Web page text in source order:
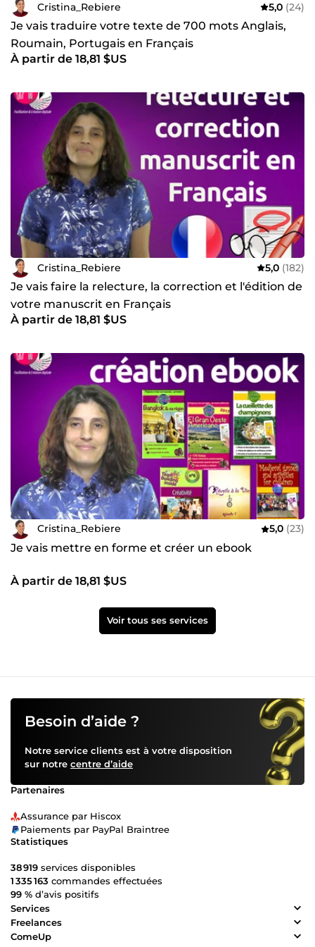
Cristina_Rebiere 5,0 (24)
Je vais traduire votre texte de 700 mots Anglais,
Roumain, Portugais en Français
À partir de 18,81 $US
Cristina_Rebiere 5,0 (182)
Je vais faire la relecture, la correction et l'édition de
votre manuscrit en Français
À partir de 18,81 $US
Cristina_Rebiere 5,0 (23)
Je vais mettre en forme et créer un ebook
À partir de 18,81 $US
Voir tous ses services
Besoin d’aide ?
Notre service clients est à votre disposition
sur notre centre d’aide
Partenaires
Assurance par Hiscox
Paiements par PayPal Braintree
Statistiques
38 919 services disponibles
1 335 163 commandes effectuées
99 % d’avis positifs
Services
Freelances
ComeUp